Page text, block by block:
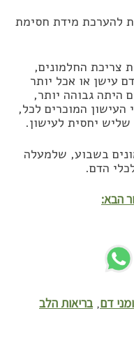
להערכת מידת חסימת
צריכת החלמונים,
עישן או אכל יותר
היתה גבוהה יותר,
העישון המוכרים לכל,
יחסית לעישון.
בשבוע, שלמעלה
הדם.
הבא:
דם,בריאות הלב